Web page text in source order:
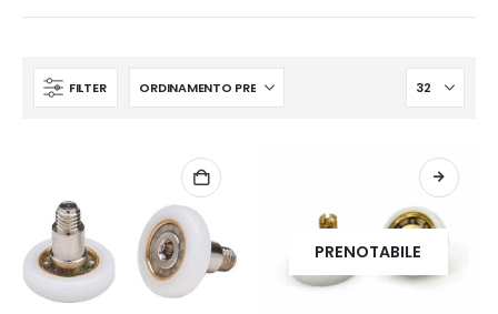
FILTER
PRENOTABILE